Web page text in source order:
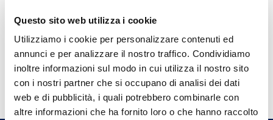
Questo sito web utilizza i cookie
Utilizziamo i cookie per personalizzare contenuti ed
annunci e per analizzare il nostro traffico. Condividiamo
inoltre informazioni sul modo in cui utilizza il nostro sito
con i nostri partner che si occupano di analisi dei dati
web e di pubblicità, i quali potrebbero combinarle con
altre informazioni che ha fornito loro o che hanno raccolto
Hai bisogno di
informazioni?
Trova l'Agenzia più vicina a te e parla con